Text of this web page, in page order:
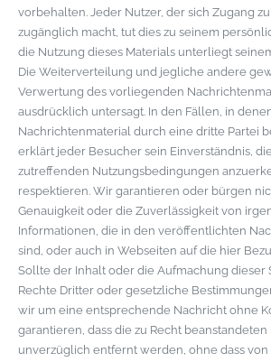
vorbehalten. Jeder Nutzer, der sich Zugang
zugänglich macht, tut dies zu seinem
die Nutzung dieses Materials unterliegt
Die Weiterverteilung und jegliche andere
Verwertung des vorliegenden
ausdrücklich untersagt. In den Fällen, in
Nachrichtenmaterial durch eine dritte Partei
erklärt jeder Besucher sein Einverständnis,
zutreffenden Nutzungsbedingungen
respektieren. Wir garantieren oder bürgen
Genauigkeit oder die Zuverlässigkeit von
Informationen, die in den veröffentlichten
sind, oder auch in Webseiten auf die hier
Sollte der Inhalt oder die Aufmachung dieser
Rechte Dritter oder gesetzliche
wir um eine entsprechende Nachricht ohne
garantieren, dass die zu Recht beanstandeten
unverzüglich entfernt werden, ohne dass von